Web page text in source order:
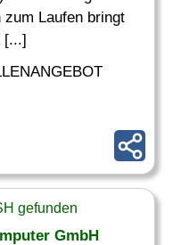
zum Laufen bringt
[...]
gefunden
GmbH